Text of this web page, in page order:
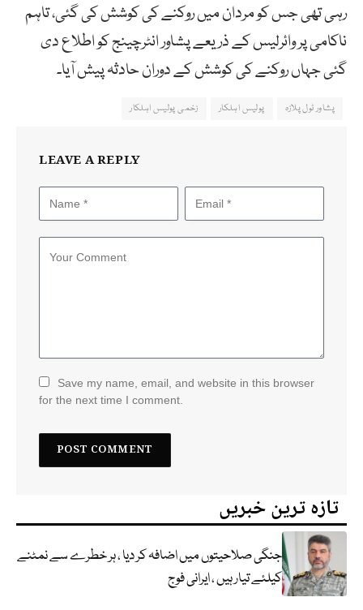
رہی تھی جس کو مردان میں روکنے کی کوشش کی گئی، تاہم
ناکامی پر وائرلیس کے ذریعے پشاور انٹرچینج کو اطلاع دی
گئی جہاں روکنے کی کوشش کے دوران حادثہ پیش آیا۔
پشاور ٹول پلازہ پولیس اہلکار زخمی پولیس اہلکار
LEAVE A REPLY
Save my name, email, and website in this browser
for the next time I comment.
تازہ ترین خبریں
جنگی صلاحیتوں میں اضافہ کر دیا ، ہر خطرے سے نمٹنے
کیلئے تیار ہیں ، ایرانی فوج